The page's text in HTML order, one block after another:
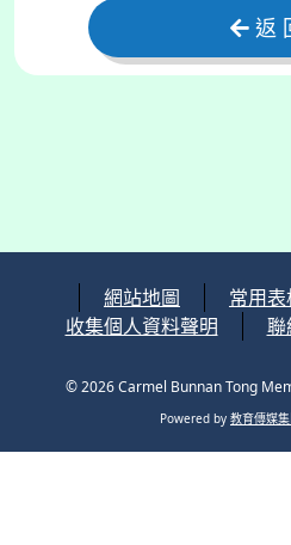
返
網站地圖 常用
收集個人資料聲明
聯
© 2026Carmel Bunnan Tong
Powered by 教育傳媒集